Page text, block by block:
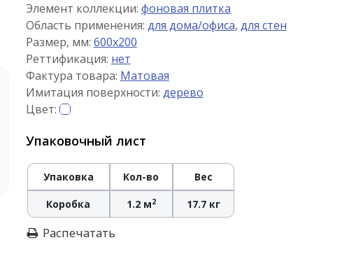
Элемент коллекции: фоновая плитка
Область применения: для дома/офиса, для стен
Размер, мм: 600x200
Реттификация: нет
Фактура товара: Матовая
Имитация поверхности: дерево
Цвет:
Упаковочный лист
Упаковка Кол-во Вес
Коробка 1.2 м2 17.7 кг
Распечатать